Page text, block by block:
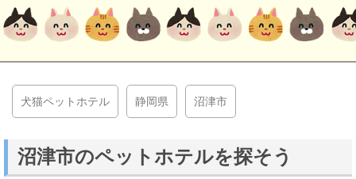
犬猫ペットホテル 静岡県 沼津市
沼津市のペットホテルを探そう